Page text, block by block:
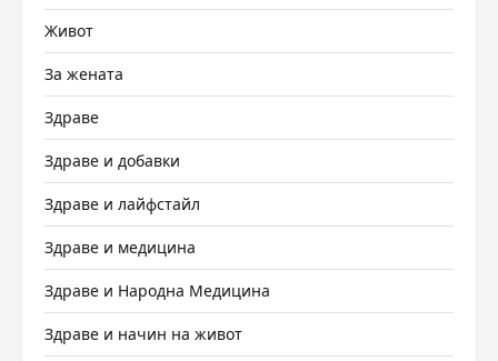
Живот
За жената
Здраве
Здраве и добавки
Здраве и лайфстайл
Здраве и медицина
Здраве и Народна Медицина
Здраве и начин на живот